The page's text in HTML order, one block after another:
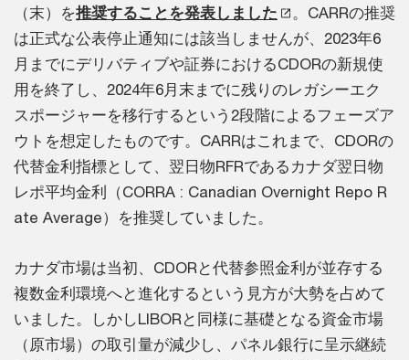
（末）を推奨することを発表しました
。CARRの推奨
は正式な公表停止通知には該当しませんが、2023年6
月までにデリバティブや証券におけるCDORの新規使
用を終了し、2024年6月末までに残りのレガシーエク
スポージャーを移行するという2段階によるフェーズア
ウトを想定したものです。CARRはこれまで、CDORの
代替金利指標として、翌日物RFRであるカナダ翌日物
レポ平均金利（CORRA : Canadian Overnight Repo R
ate Average）を推奨していました。
カナダ市場は当初、CDORと代替参照金利が並存する
複数金利環境へと進化するという見方が大勢を占めて
いました。しかしLIBORと同様に基礎となる資金市場
（原市場）の取引量が減少し、パネル銀行に呈示継続